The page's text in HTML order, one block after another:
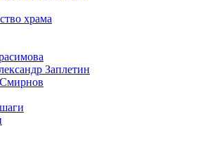
храма
Заплетин